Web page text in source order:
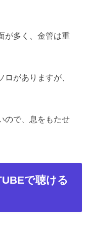
が多く、金管は重
がありますが、
ので、息をもたせ
で聴ける